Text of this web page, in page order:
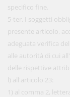
specifico fine.
5-ter. I soggetti
presente articolo,
adeguata verifica
alle autorità di cui
delle rispettive
l) all'articolo 23:
1) al comma 2,